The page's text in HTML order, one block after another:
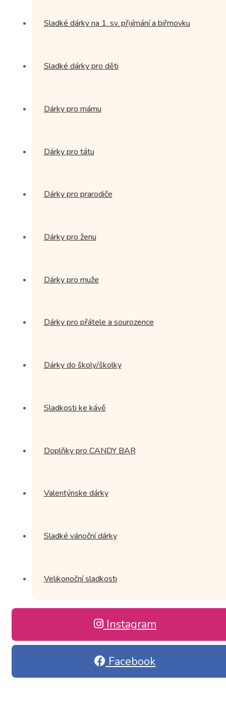
Sladké dárky na 1. sv. přijímání a biřmovku
Sladké dárky pro děti
Dárky pro mámu
Dárky pro tátu
Dárky pro prarodiče
Dárky pro ženu
Dárky pro muže
Dárky pro přátele a sourozence
Dárky do školy/školky
Sladkosti ke kávě
Doplňky pro CANDY BAR
Valentýnske dárky
Sladké vánoční dárky
Velikonoční sladkosti
Instagram
Facebook